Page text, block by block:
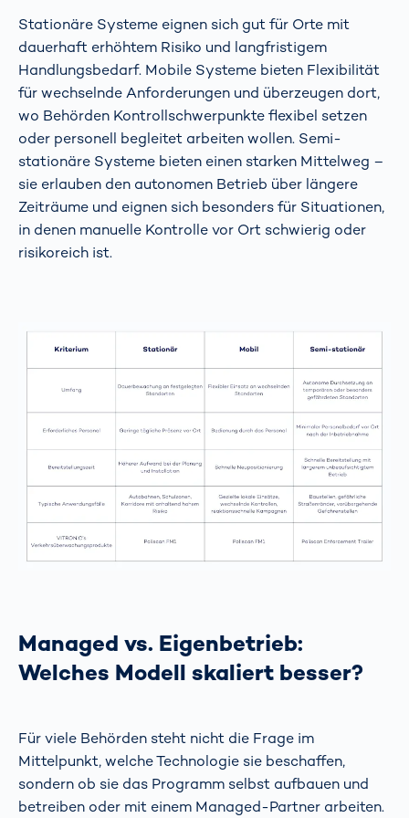
Stationäre Systeme eignen sich gut für Orte mit
dauerhaft erhöhtem Risiko und langfristigem
Handlungsbedarf. Mobile Systeme bieten Flexibilität
für wechselnde Anforderungen und überzeugen dort,
wo Behörden Kontrollschwerpunkte flexibel setzen
oder personell begleitet arbeiten wollen. Semi-
stationäre Systeme bieten einen starken Mittelweg –
sie erlauben den autonomen Betrieb über längere
Zeiträume und eignen sich besonders für Situationen,
in denen manuelle Kontrolle vor Ort schwierig oder
risikoreich ist.
Managed vs. Eigenbetrieb:
Welches Modell skaliert besser?
Für viele Behörden steht nicht die Frage im
Mittelpunkt, welche Technologie sie beschaffen,
sondern ob sie das Programm selbst aufbauen und
betreiben oder mit einem Managed-Partner arbeiten.